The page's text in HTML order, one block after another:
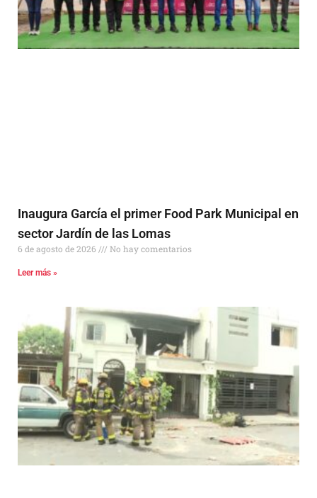
Inaugura García el primer Food Park Municipal en
sector Jardín de las Lomas
6 de agosto de 2026 No hay comentarios
Leer más »